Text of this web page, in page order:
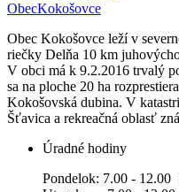
ObecKokošovce
Obec Kokošovce leží v
riečky Delňa 10 km
V obci má k 9.2.2016 trvalý
sa na ploche 20 ha
Kokošovská dubina. V
Šťavica a rekreačná oblasť
Úradné hodiny
Pondelok: 7.00 - 12.00